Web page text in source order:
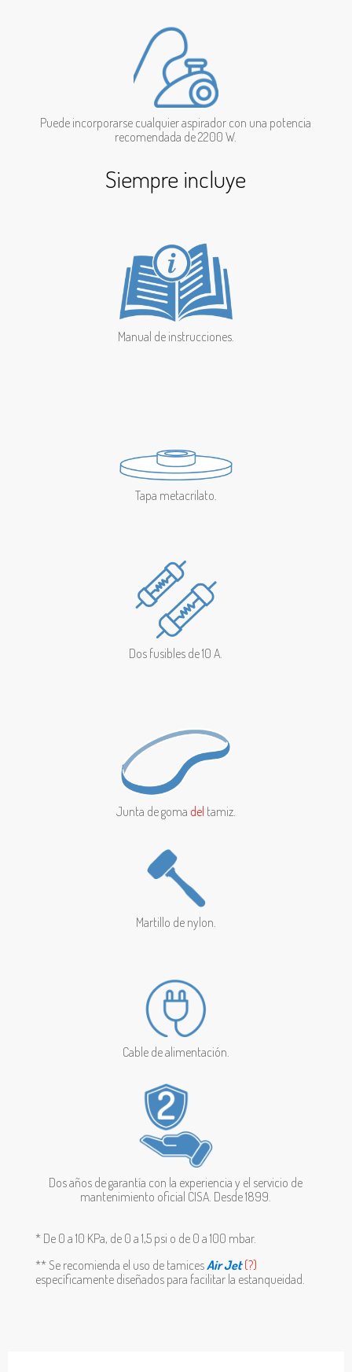
Puede incorporarse cualquier aspirador con una potencia
recomendada de 2200 W.
Siempre incluye
Manual de instrucciones.
Tapa metacrilato.
Dos fusibles de 10 A.
Junta de goma del tamiz.
Martillo de nylon.
Cable de alimentación.
Dos años degarantía con la experiencia y el servicio de
mantenimiento oficial CISA. Desde 1899.
* De 0 a 10 KPa, de 0 a 1,5 psi o de 0 a 100 mbar.
** Se recomienda el uso de tamicesAir Jet (?)
específicamente diseñados para facilitar la estanqueidad.